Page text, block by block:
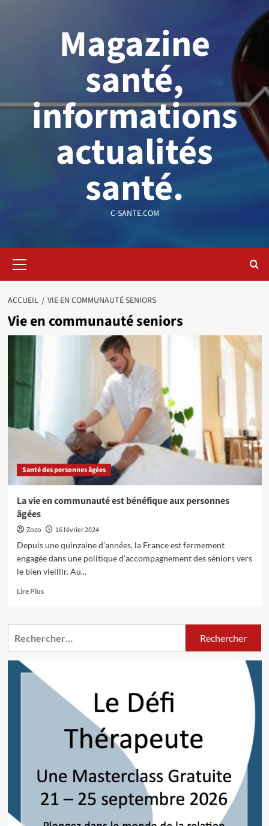
Magazine
santé,
informations
actualités
santé.
C-SANTE.COM
principal
ACCUEIL VIE EN COMMUNAUTÉ SENIORS
Vie en communauté seniors
Santé des personnes âgées
La vie en communauté est bénéfique aux personnes
âgées
Zozo
16 février 2024
Depuis une quinzaine d’années, la France est fermement
engagée dans une politique d’accompagnement des séniors vers
le bien vieillir. Au...
Lire PlusEn
sur
La
est
bénéfique